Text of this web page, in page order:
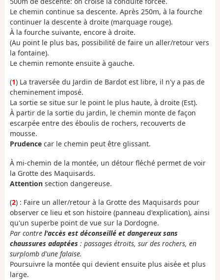
Le chemin continue sa descente. Après 250m, à la fourche
continuer la descente à droite (marquage rouge).
À la fourche suivante, encore à droite.
(Au point le plus bas, possibilité de faire un aller/retour vers
la fontaine).
Le chemin remonte ensuite à gauche.
(1) La traversée du Jardin de Bardot est libre, il n'y a pas de
cheminement imposé.
La sortie se situe sur le point le plus haute, à droite (Est).
À partir de la sortie du jardin, le chemin monte de façon
escarpée entre des éboulis de rochers, recouverts de
mousse.
Prudence car le chemin peut être glissant.
À mi-chemin de la montée, un détour fléché permet de voir
la Grotte des Maquisards.
Attention section dangereuse.
(2) : Faire un aller/retour à la Grotte des Maquisards pour
observer ce lieu et son histoire (panneau d'explication), ainsi
qu'un superbe point de vue sur la Dordogne.
Par contre l'accès est déconseillé et dangereux sans
chaussures adaptées : passages étroits, sur des rochers, en
surplomb d'une falaise.
Poursuivre la montée qui devient ensuite plus aisée et plus
large.